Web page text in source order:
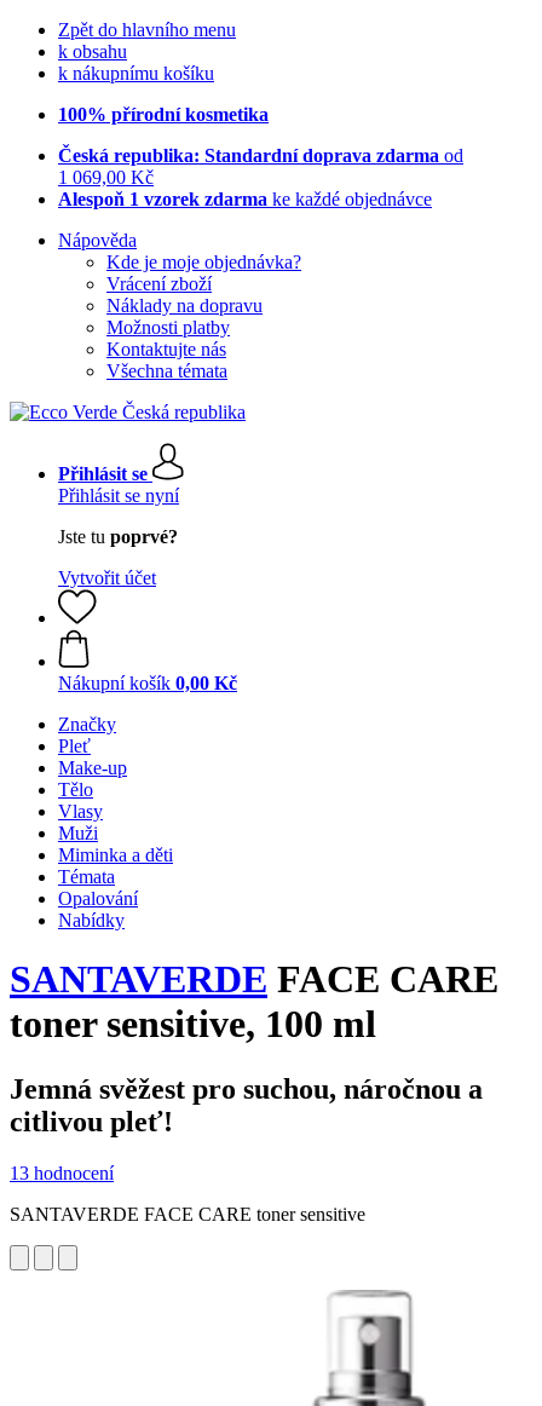
Zpět do hlavního menu
k obsahu
k nákupnímu košíku
100% přírodní kosmetika
Česká republika: Standardní doprava zdarma od
1 069,00 Kč
Alespoň 1 vzorek zdarma ke každé objednávce
Nápověda
Kde je moje objednávka?
Vrácení zboží
Náklady na dopravu
Možnosti platby
Kontaktujte nás
Všechna témata
Přihlásit se
Přihlásit se nyní
Jste tu poprvé?
Vytvořit účet
Nákupní košík 0,00 Kč
Značky
Pleť
Make-up
Tělo
Vlasy
Muži
Miminka a děti
Témata
Opalování
Nabídky
SANTAVERDE FACE CARE
toner sensitive, 100 ml
Jemná svěžest pro suchou, náročnou a
citlivou pleť!
13 hodnocení
SANTAVERDE FACE CARE toner sensitive